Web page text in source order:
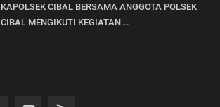
KAPOLSEK CIBAL BERSAMA ANGGOTA POLSEK
CIBAL MENGIKUTI KEGIATAN...